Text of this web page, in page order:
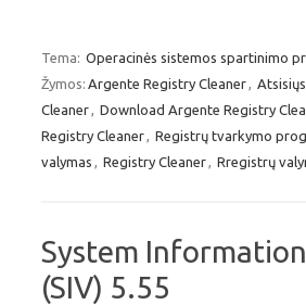
Tema: Operacinės sistemos spartinimo
Žymos: Argente Registry Cleaner
Cleaner
Download Argente Registry
Registry Cleaner
Registrų tvarkymo
valymas
Registry Cleaner Rregistrų
System
(SIV) 5.55